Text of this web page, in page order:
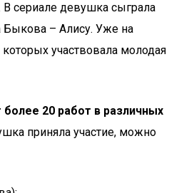
В сериале девушка сыграла
– Алису. Уже на
участвовала молодая
20 работ в различных
приняла участие, можно